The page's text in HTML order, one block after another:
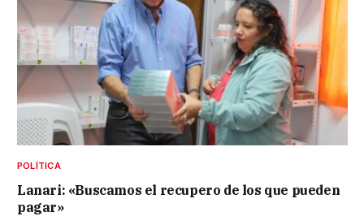
POLÍTICA
Lanari: «Buscamos el recupero de los que pueden
pagar»